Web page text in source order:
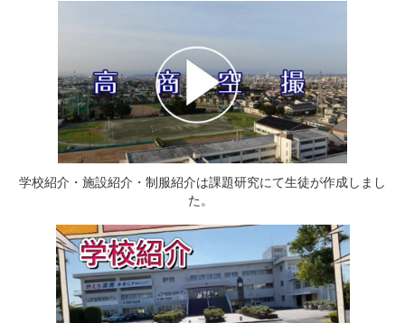
学校紹介・施設紹介・制服紹介は課題研究にて生徒が作成しまし
た。